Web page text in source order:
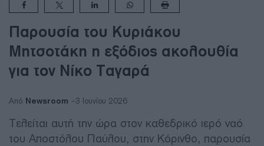
Παρουσία του Κυριάκου
Μητσοτάκη η εξόδιος ακολουθία
για τον Νίκο Ταγαρά
Από Newsroom 3 Ιουνίου 2026
Τελείται αυτή την ώρα στον καθεδρικό ιερό ναό
του Αποστόλου Παύλου, στην Κόρινθο, παρουσία